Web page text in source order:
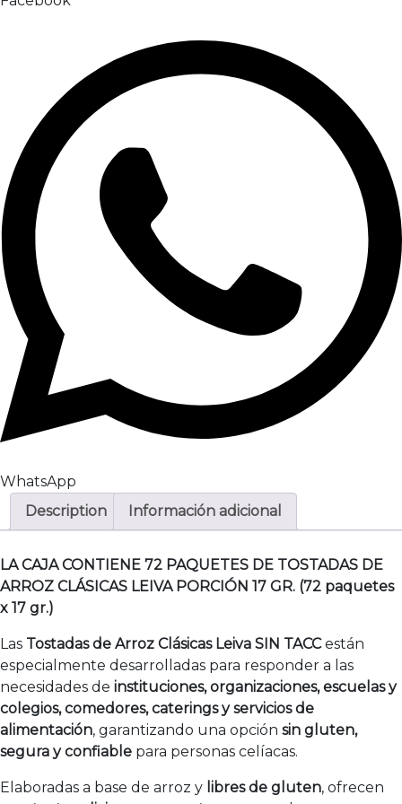
WhatsApp
Description
Información adicional
LA CAJA CONTIENE 72 PAQUETES DE TOSTADAS DE
ARROZ CLÁSICAS LEIVA PORCIÓN 17 GR. (72 paquetes
x 17 gr.)
Las Tostadas de Arroz Clásicas Leiva SIN TACCestán
especialmente desarrolladas para responder a las
necesidades de instituciones, organizaciones, escuelas y
colegios, comedores, caterings y servicios de
alimentación, garantizando una opción sin gluten,
segura y confiable para personas celíacas.
Elaboradas a base de arroz y libres de gluten, ofrecen